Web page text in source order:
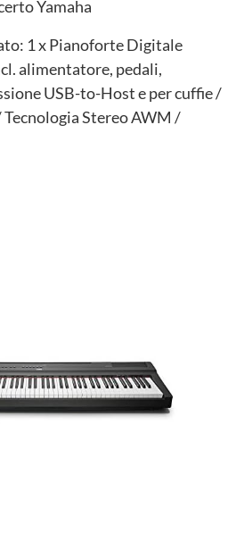
Yamaha
1 x Pianoforte Digitale
alimentatore, pedali,
USB-to-Host e per cuffie /
Stereo AWM /